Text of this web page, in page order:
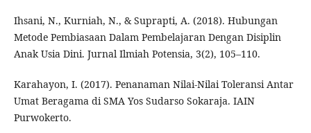
Ihsani, N., Kurniah, N., & Suprapti, A. (2018). Hubungan
Metode Pembiasaan Dalam Pembelajaran Dengan Disiplin
Anak Usia Dini. Jurnal Ilmiah Potensia, 3(2), 105–110.
Karahayon, I. (2017). Penanaman Nilai-Nilai Toleransi Antar
Umat Beragama di SMA Yos Sudarso Sokaraja. IAIN
Purwokerto.